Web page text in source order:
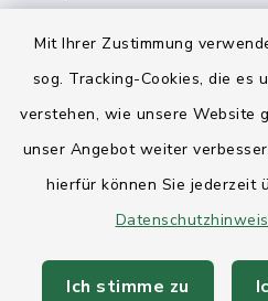
Mit Ihrer Zustimmung
sog. Tracking-Cookies, die es
verstehen, wie unsere Website
unser Angebot weiter
hierfür können Sie jederzeit
Ich stimme zu
Ihre Behördennummer
Landesregierung
AktivRegion